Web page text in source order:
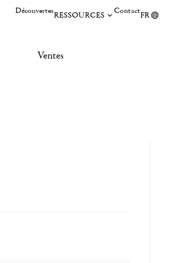
DécouvertesRESSOURCES ContactFR
Ventes